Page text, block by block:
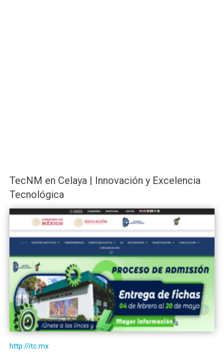
TecNM en Celaya | Innovación y Excelencia
Tecnológica
http://itc.mx